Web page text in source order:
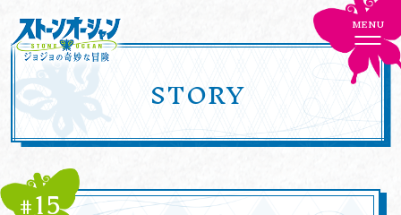
MENU
HOME
STORY
#15